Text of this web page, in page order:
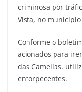
criminosa por
Vista, no município
Conforme o
acionados para
das Camelias,
entorpecentes.